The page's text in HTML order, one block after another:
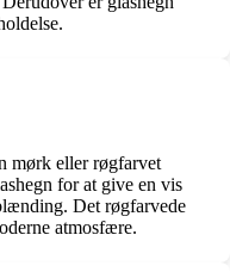
mørk eller røgfarvet
for at give en vis
Det røgfarvede
atmosfære.